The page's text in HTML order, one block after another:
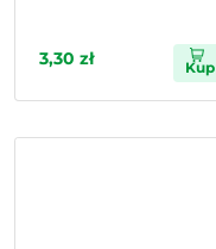
3,30 zł Kup